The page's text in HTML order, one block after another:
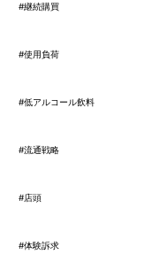
#継続購買
#使用負荷
#低アルコール飲料
#流通戦略
#店頭
#体験訴求